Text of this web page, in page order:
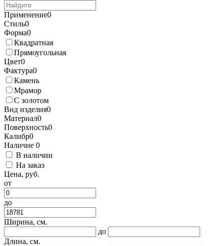
Применение0
Стиль0
Форма0
Квадратная
Прямоугольная
Цвет0
Фактура0
Камень
Мрамор
С золотом
Вид изделия0
Материал0
Поверхность0
Калибр0
Наличие 0
В наличии
На заказ
Цена, руб.
от
до
Ширина, см.
до
Длина, см.